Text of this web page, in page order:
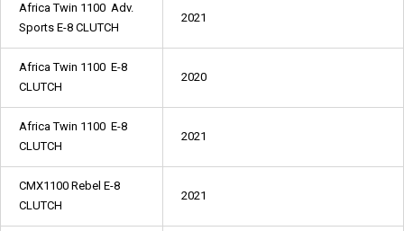
Africa Twin 1100 Adv.
Sports E-8 CLUTCH
2021
Africa Twin 1100 E-8
CLUTCH
2020
Africa Twin 1100 E-8
CLUTCH
2021
CMX1100 Rebel E-8
CLUTCH
2021